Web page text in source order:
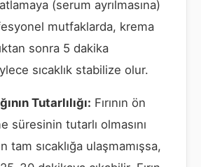
(serum ayrılmasına)
mutfaklarda, krema
sonra 5 dakika
sıcaklık stabilize olur.
Tutarlılığı: Fırının ön
süresinin tutarlı olmasını
tam sıcaklığa ulaşmamışsa,